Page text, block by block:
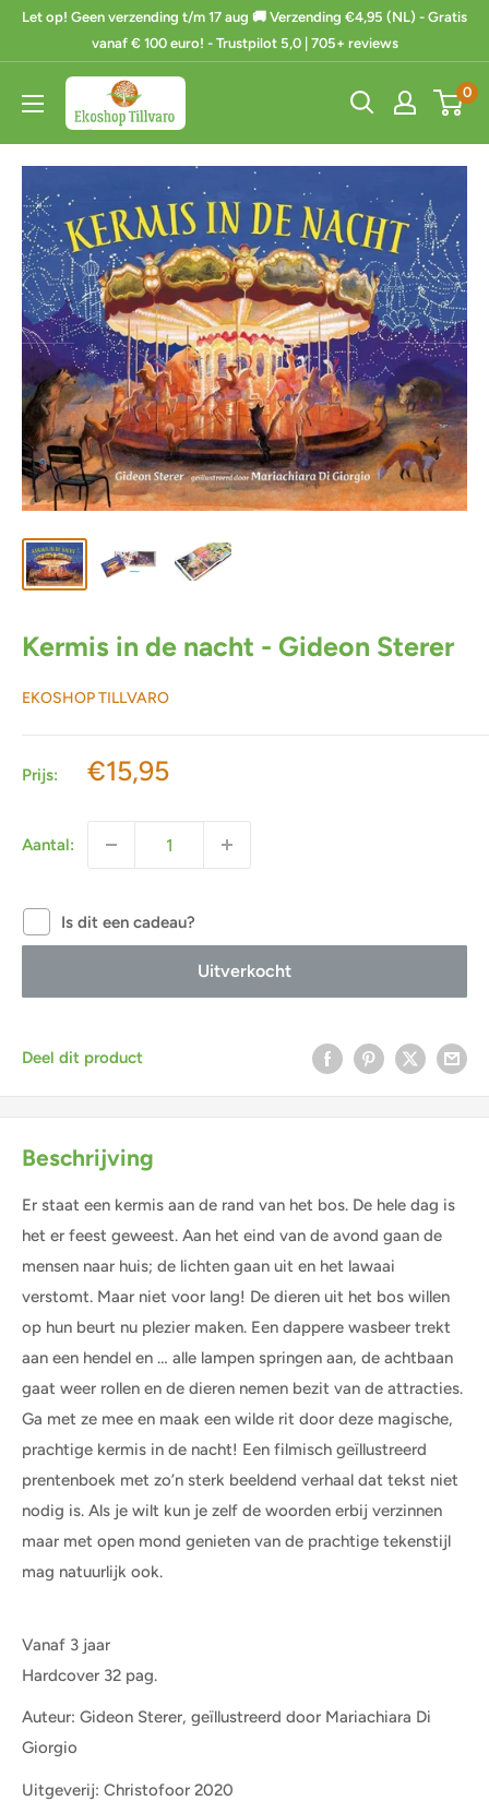
inhoud
Let op! Geen verzending t/m 17 aug 🚚 Verzending €4,95 (NL) - Gratis
vanaf € 100 euro! - Trustpilot 5,0 | 705+ reviews
Ekoshop
Tillvaro
0
Kermis in de nacht - Gideon Sterer
EKOSHOP TILLVARO
Prijs: Actieprijs
€15,95
Aantal:
Is dit een cadeau?
Uitverkocht
Deel dit product
Beschrijving
Er staat een kermis aan de rand van het bos. De hele dag is
het er feest geweest. Aan het eind van de avond gaan de
mensen naar huis; de lichten gaan uit en het lawaai
verstomt. Maar niet voor lang! De dieren uit het bos willen
op hun beurt nu plezier maken. Een dappere wasbeer trekt
aan een hendel en … alle lampen springen aan, de achtbaan
gaat weer rollen en de dieren nemen bezit van de attracties.
Ga met ze mee en maak een wilde rit door deze magische,
prachtige kermis in de nacht! Een filmisch geïllustreerd
prentenboek met zo’n sterk beeldend verhaal dat tekst niet
nodig is. Als je wilt kun je zelf de woorden erbij verzinnen
maar met open mond genieten van de prachtige tekenstijl
mag natuurlijk ook.
Vanaf 3 jaar
Hardcover 32 pag.
Auteur: Gideon Sterer, geïllustreerd door Mariachiara Di
Giorgio
Uitgeverij: Christofoor 2020